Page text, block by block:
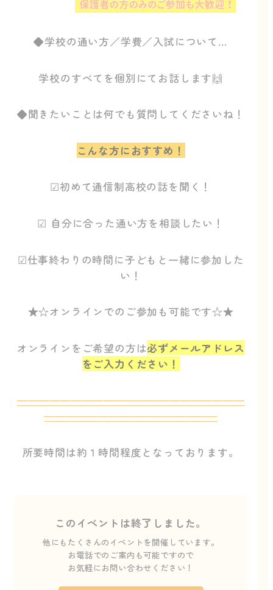
◆学校の通い方／学費／入試について…
学校のすべてを個別にてお話します🙌
◆聞きたいことは何でも質問してくださいね！
こんな方におすすめ！
☑初めて通信制高校の話を聞く！
☑ 自分に合った通い方を相談したい！
☑仕事終わりの時間に子どもと一緒に参加した
い！
★☆オンラインでのご参加も可能です☆★
オンラインをご希望の方は必ずメールアドレス
をご入力ください！
—————————————————————
————————————————
所要時間は約１時間程度となっております。
このイベントは終了しました。
他にもたくさんのイベントを開催しています。
お電話でのご案内も可能ですので
お気軽にお問い合わせください！